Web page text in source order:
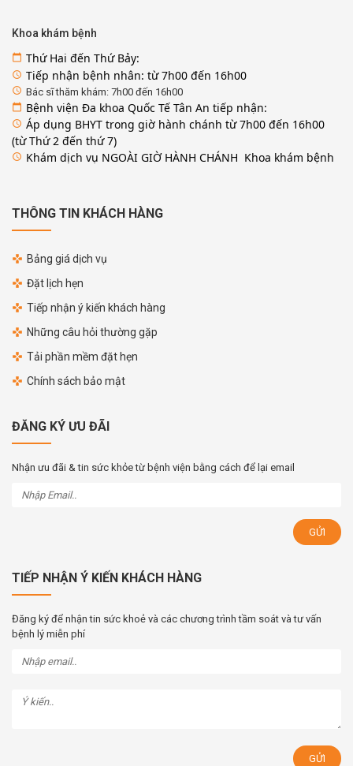
Khoa khám bệnh
calendar_today Thứ Hai đến Thứ Bảy:
access_time Tiếp nhận bệnh nhân: từ 7h00 đến 16h00
access_time Bác sĩ thăm khám: 7h00 đến 16h00
calendar_today Bệnh viện Đa khoa Quốc Tế Tân An tiếp nhận:
access_time Áp dụng BHYT trong giờ hành chánh từ 7h00 đến 16h00
(từ Thứ 2 đến thứ 7)
access_time Khám dịch vụ NGOÀI GIỜ HÀNH CHÁNH Khoa khám bệnh
THÔNG TIN KHÁCH HÀNG
Bảng giá dịch vụ
Đặt lịch hẹn
Tiếp nhận ý kiến khách hàng
Những câu hỏi thường gặp
Tải phần mềm đặt hẹn
Chính sách bảo mật
ĐĂNG KÝ ƯU ĐÃI
Nhận ưu đãi & tin sức khỏe từ bệnh viện bằng cách để lại email
TIẾP NHẬN Ý KIẾN KHÁCH HÀNG
Đăng ký để nhận tin sức khoẻ và các chương trình tầm soát và tư vấn
bệnh lý miễn phí